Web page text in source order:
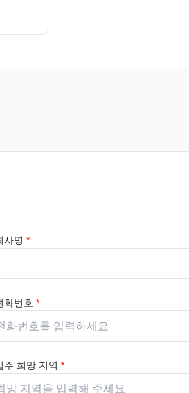
사명 *
화번호 *
주 희망 지역 *